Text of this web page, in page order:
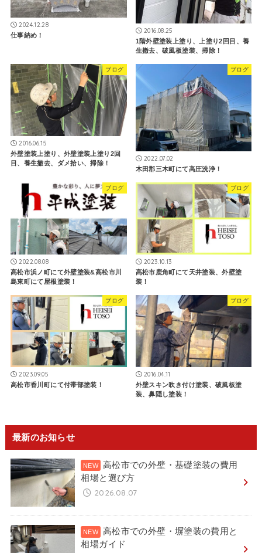
2024.12.28
仕事納め！
2016.08.25
1階外壁塗装上塗り、上塗り2回目、養
生撤去、破風板塗装、掃除！
ブログ
2016.06.15
外壁塗装上塗り、外壁塗装上塗り2回
目、養生撤去、ダメ拾い、掃除！
ブログ
2022.07.02
木田郡三木町にて高圧洗浄！
ブログ
2022.08.08
高松市浜ノ町にて外壁塗装&高松市川
島東町にて屋根塗装！
ブログ
2023.10.13
高松市鹿角町にて天井塗装、外壁塗
装！
ブログ
2023.09.05
高松市香川町にて付帯部塗装！
ブログ
2016.04.11
外壁スキン吹き付け塗装、破風板塗
装、鼻隠し塗装！
最新のお知らせ
高松市での外壁・基礎塗装の費用
相場と選び方
2026.08.07
高松市での外壁・塀塗装の費用と
相場ガイド